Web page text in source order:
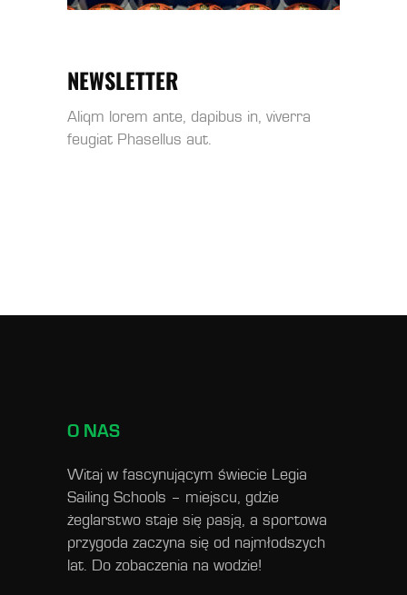
NEWSLETTER
Aliqm lorem ante, dapibus in, viverra
feugiat Phasellus aut.
O NAS
Witaj w fascynującym świecie Legia
Sailing Schools – miejscu, gdzie
żeglarstwo staje się pasją, a sportowa
przygoda zaczyna się od najmłodszych
lat. Do zobaczenia na wodzie!